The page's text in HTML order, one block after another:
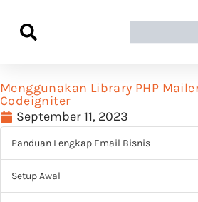
Menggunakan Library PHP
Codeigniter
September 11, 2023
Panduan Lengkap Email Bisnis
Setup Awal